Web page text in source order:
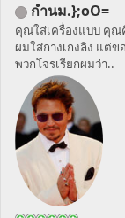
กำนม.};oO=
คุณใส่เครื่องแบบ คุณ
ผมใส่กางเกงลิง แต่ข
พวกโจรเรียกผมว่า..